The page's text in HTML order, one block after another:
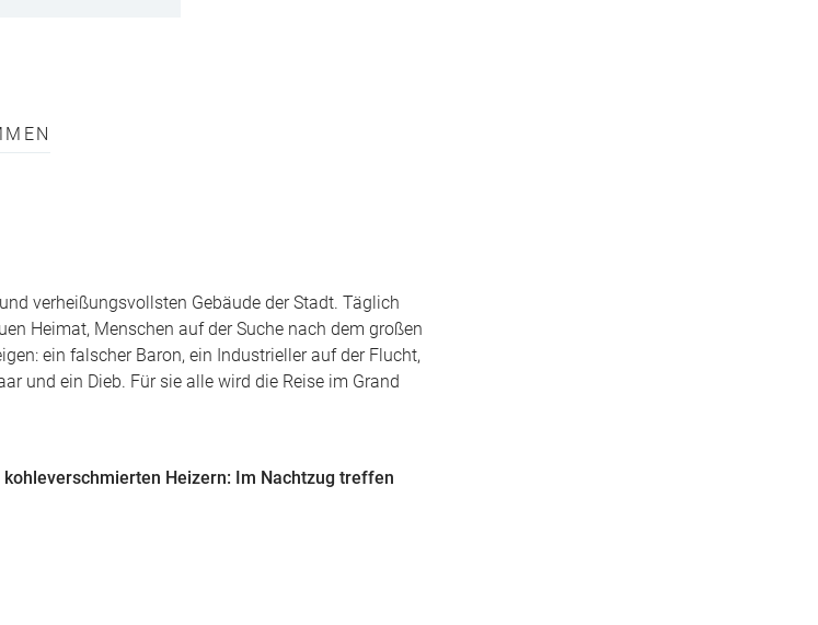
verheißungsvollsten Gebäude der Stadt. Täglich
Heimat, Menschen auf der Suche nach dem großen
ein falscher Baron, ein Industrieller auf der Flucht,
und ein Dieb. Für sie alle wird die Reise im Grand
Heizern: Im Nachtzug treffen